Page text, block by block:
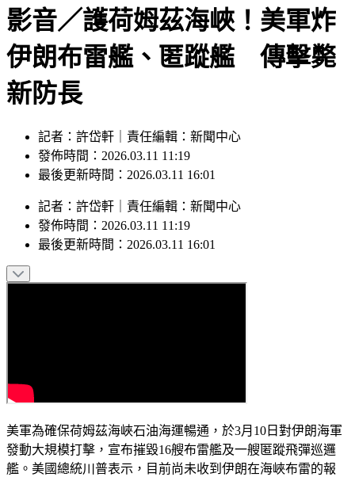
影音／護荷姆茲海峽！美軍炸
伊朗布雷艦、匿蹤艦 傳擊斃
新防長
記者：許岱軒｜責任編輯：新聞中心
發佈時間：2026.03.11 11:19
最後更新時間：2026.03.11 16:01
記者 ： 許岱軒 責任編輯 ： 新聞中心
發佈時間： 2026.03.11 11:19
最後更新時間： 2026.03.11 16:01
美軍為確保荷姆茲海峽石油海運暢通，於3月10日對伊朗海軍
發動大規模打擊，宣布摧毀16艘布雷艦及一艘匿蹤飛彈巡邏
艦。美國總統川普表示，目前尚未收到伊朗在海峽布雷的報